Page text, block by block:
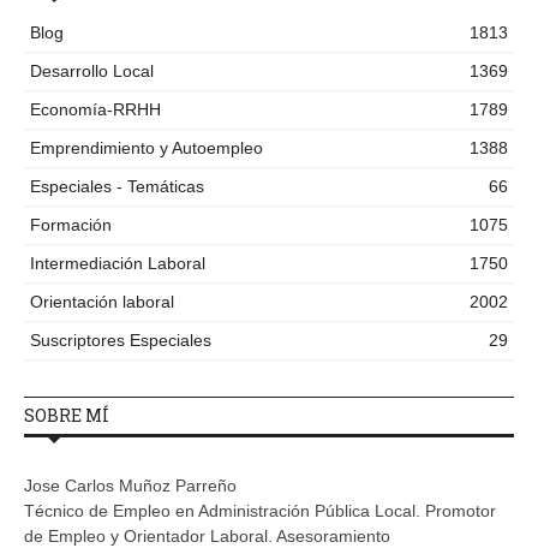
Blog
1813
Desarrollo Local
1369
Economía-RRHH
1789
Emprendimiento y Autoempleo
1388
Especiales - Temáticas
66
Formación
1075
Intermediación Laboral
1750
Orientación laboral
2002
Suscriptores Especiales
29
SOBRE MÍ
Jose Carlos Muñoz Parreño
Técnico de Empleo en Administración Pública Local. Promotor
de Empleo y Orientador Laboral. Asesoramiento